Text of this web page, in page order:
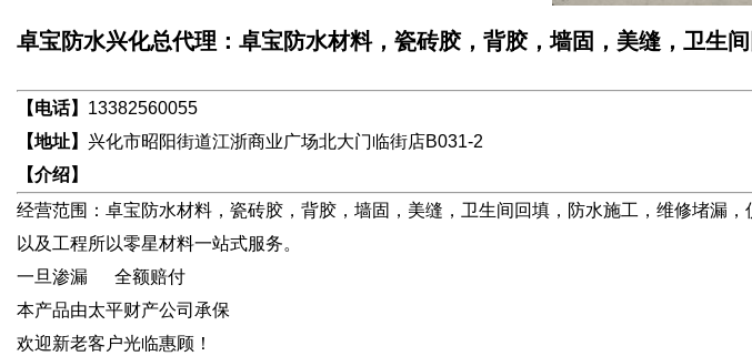
卓宝防水兴化总代理：卓宝防水材料，瓷砖胶，背胶，墙固，美缝，卫生
【电话】 13382560055
【地址】 兴化市昭阳街道江浙商业广场北大门临街店B031-2
【介绍】
经营范围：卓宝防水材料，瓷砖胶，背胶，墙固，美缝，卫生间回填，防水施工，维修堵漏，
以及工程所以零星材料一站式服务。
一旦渗漏 全额赔付
本产品由太平财产公司承保
欢迎新老客户光临惠顾！